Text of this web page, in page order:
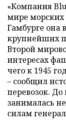
«Компания
мире морских
Гамбурге она
крупнейших
Второй
интересах
чего к 1945
– сообщил
перевозок.
занималась
силам